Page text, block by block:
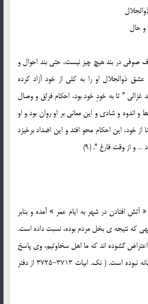
و حال
در بند هيچ چيز نيست، حتي بند احوال و
عشق ذوالجلال او را به کلي از خود آزاد کرده
” تا به خودِ خود بود، احکام فراق و وصال
اندوه و شادي و اين معاني بر او روان بود و او
از خود، اين احکام محو افتد و اين اضداد برخيزد
… و از وقت فارغ “. (9)
افتادن در شهر به ايام عمر » آمده و بنابر
که نتيجه ي بخل مردم بوده، نسبت داده است.
گشوده اند که ما اهل سخاوتيم، وي پاسخ
داده که اعمال شما خالصانه نبوده است. ( نک. ابيات 3713-3725 از دفتر